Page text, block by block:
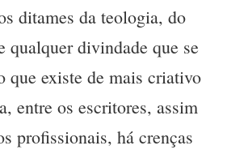
ditames da teologia, do
qualquer divindade que se
que existe de mais criativo
entre os escritores, assim
profissionais, há crenças